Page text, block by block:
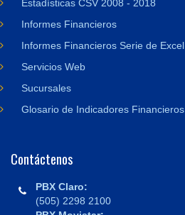
Estadísticas CSV 2008 - 2018
Informes Financieros
Informes Financieros Serie de Excel
Servicios Web
Sucursales
Glosario de Indicadores Financieros
Contáctenos
PBX Claro:
(505) 2298 2100